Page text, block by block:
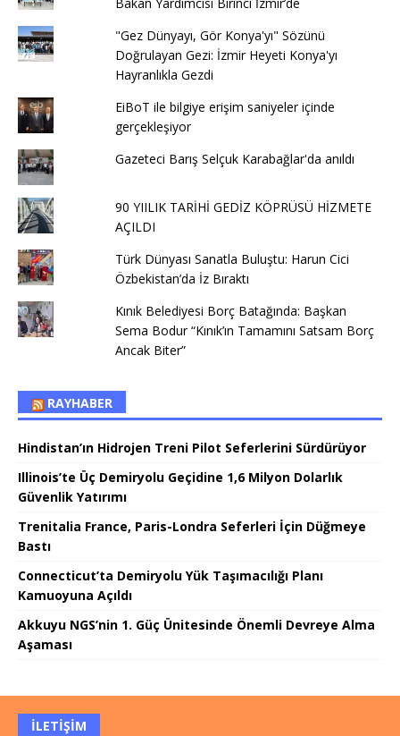
"Gez Dünyayı, Gör Konya'yı" Sözünü
Doğrulayan Gezi: İzmir Heyeti Konya'yı
Hayranlıkla Gezdi
EiBoT ile bilgiye erişim saniyeler içinde
gerçekleşiyor
Gazeteci Barış Selçuk Karabağlar'da anıldı
90 YIILIK TARİHİ GEDİZ KÖPRÜSÜ HİZMETE
AÇILDI
Türk Dünyası Sanatla Buluştu: Harun Cici
Özbekistan’da İz Bıraktı
Kınık Belediyesi Borç Batağında: Başkan
Sema Bodur “Kınık’ın Tamamını Satsam Borç
Ancak Biter”
RAYHABER
Hindistan’ın Hidrojen Treni Pilot Seferlerini Sürdürüyor
Illinois’te Üç Demiryolu Geçidine 1,6 Milyon Dolarlık
Güvenlik Yatırımı
Trenitalia France, Paris-Londra Seferleri İçin Düğmeye
Bastı
Connecticut’ta Demiryolu Yük Taşımacılığı Planı
Kamuoyuna Açıldı
Akkuyu NGS’nin 1. Güç Ünitesinde Önemli Devreye Alma
Aşaması
İLETIŞIM